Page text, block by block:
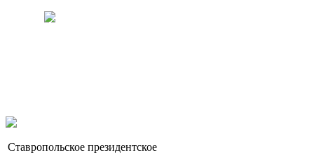
Ставропольское президентское